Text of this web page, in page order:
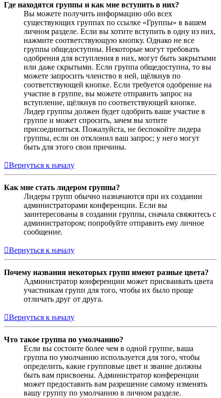
Где находятся группы и как мне вступить в них?
Вы можете получить информацию обо всех
существующих группах по ссылке «Группы» в вашем
личном разделе. Если вы хотите вступить в одну из них,
нажмите соответствующую кнопку. Однако не все
группы общедоступны. Некоторые могут требовать
одобрения для вступления в них, могут быть закрытыми
или даже скрытыми. Если группа общедоступна, то вы
можете запросить членство в ней, щёлкнув по
соответствующей кнопке. Если требуется одобрение на
участие в группе, вы можете отправить запрос на
вступление, щёлкнув по соответствующей кнопке.
Лидер группы должен будет одобрить ваше участие в
группе и может спросить, зачем вы хотите
присоединиться. Пожалуйста, не беспокойте лидера
группы, если он отклонил ваш запрос; у него могут
быть для этого свои причины.
Вернуться к началу
Как мне стать лидером группы?
Лидеры групп обычно назначаются при их создании
администраторами конференции. Если вы
заинтересованы в создании группы, сначала свяжитесь с
администратором; попробуйте отправить ему личное
сообщение.
Вернуться к началу
Почему названия некоторых групп имеют разные цвета?
Администратор конференции может присваивать цвета
участникам групп для того, чтобы их было проще
отличать друг от друга.
Вернуться к началу
Что такое группа по умолчанию?
Если вы состоите более чем в одной группе, ваша
группа по умолчанию используется для того, чтобы
определить, какие групповые цвет и звание должны
быть вам присвоены. Администратор конференции
может предоставить вам разрешение самому изменять
вашу группу по умолчанию в личном разделе.